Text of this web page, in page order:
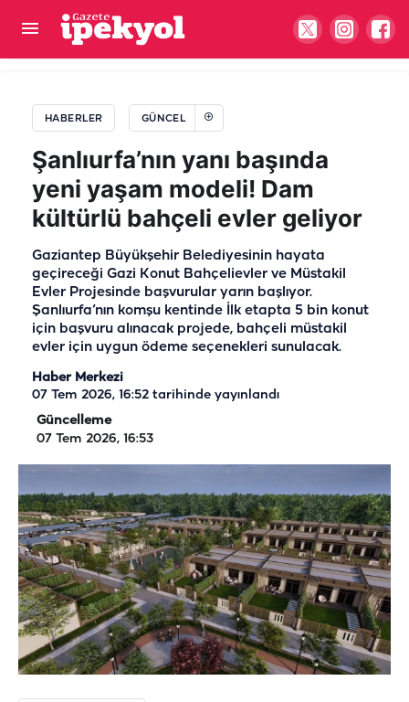
HABERLER GÜNCEL
Şanlıurfa’nın yanı başında
yeni yaşam modeli! Dam
kültürlü bahçeli evler geliyor
Gaziantep Büyükşehir Belediyesinin hayata
geçireceği Gazi Konut Bahçelievler ve Müstakil
Evler Projesinde başvurular yarın başlıyor.
Şanlıurfa’nın komşu kentinde İlk etapta 5 bin konut
için başvuru alınacak projede, bahçeli müstakil
evler için uygun ödeme seçenekleri sunulacak.
Haber Merkezi
07 Tem 2026, 16:52 tarihinde yayınlandı
Güncelleme
07 Tem 2026, 16:53
Şanlıurfa'nın sınır ilçesinde örnek eğitim modeli